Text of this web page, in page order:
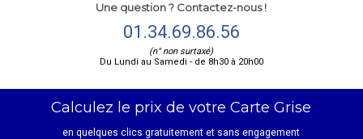
Une question ? Contactez-nous !
01.34.69.86.56
(n° non surtaxé)
Du Lundi au Samedi - de 8h30 à 20h00
Calculez le prix de votre Carte Grise
en quelques clics gratuitement et sans engagement